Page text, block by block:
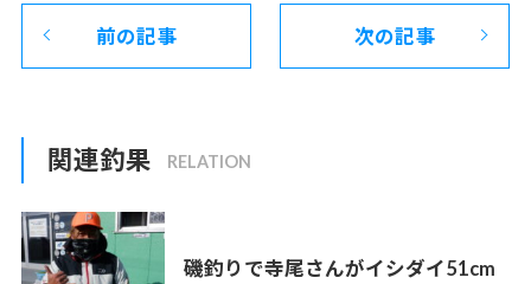
前の記事 次の記事
関連釣果
磯釣りで寺尾さんがイシダイ51cm